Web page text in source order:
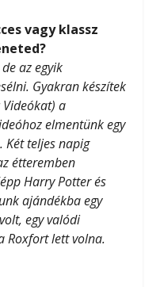
vagy klassz
az egyik
Gyakran készítek
Videókat) a
elmentünk egy
Két teljes napig
étteremben
Harry Potter és
ajándékba egy
egy valódi
Roxfort lett volna.